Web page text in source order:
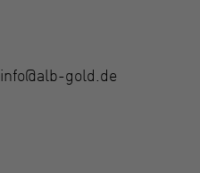
info@alb-gold.de